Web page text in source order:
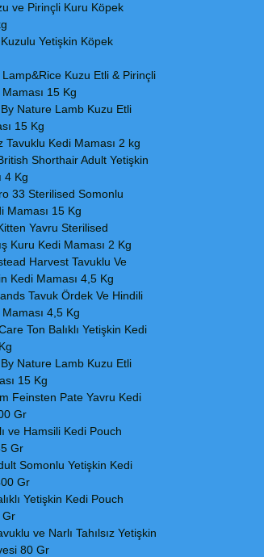
ve Pirinçli Kuru Köpek
Yetişkin Köpek
Kuzu Etli & Pirinçli
15 Kg,
Nature Lamb Kuzu Etli
15 Kg,
Tavuklu Kedi Maması 2 kg,
Shorthair Adult Yetişkin
4 Kg,
33 Sterilised Somonlu
Maması 15 Kg,
Yavru Sterilised
Kuru Kedi Maması 2 Kg,
Harvest Tavuklu Ve
Kedi Maması 4,5 Kg,
Tavuk Ördek Ve Hindili
4,5 Kg,
Ton Balıklı Yetişkin Kedi
Nature Lamb Kuzu Etli
15 Kg,
Feinsten Pate Yavru Kedi
Gr
ve Hamsili Kedi Pouch
Gr,
Somonlu Yetişkin Kedi
Gr,
Yetişkin Kedi Pouch
ve Narlı Tahılsız Yetişkin
80 Gr,